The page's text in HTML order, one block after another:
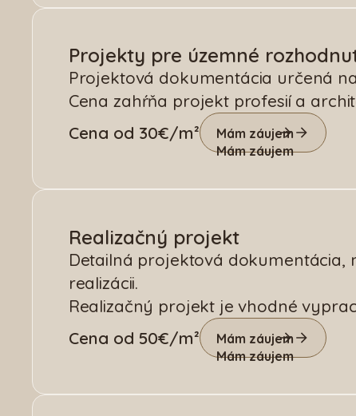
Projekty pre územné
Projektová dokumentácia určená
Cena zahŕňa projekt profesií a
Cena od 30€/m²
Mám záujem
Mám záujem
Realizačný projekt
Detailná projektová
realizácii.
Realizačný projekt je vhodné
Cena od 50€/m²
Mám záujem
Mám záujem